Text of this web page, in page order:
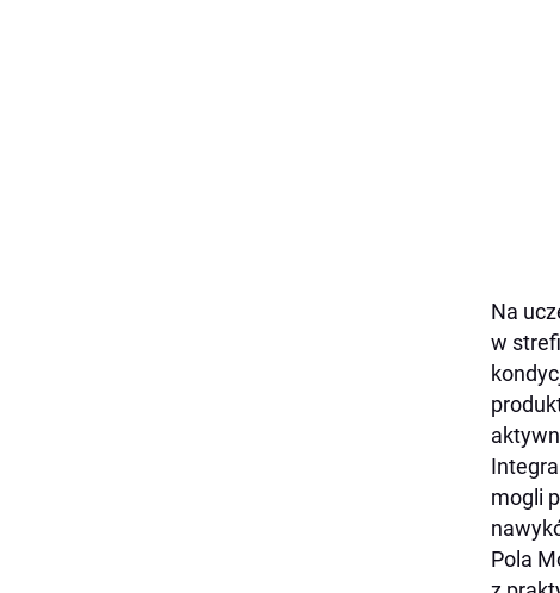
Na
w
mogli
Pola